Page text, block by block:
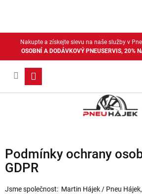
Nakupte a získejte slevu na naše služby v
OSOBNÍ A DODÁVKOVÝ PNEUSERVIS, 20%
Podmínky ochrany
GDPR
Jsme společnost: Martin Hájek / Pneu Hájek,